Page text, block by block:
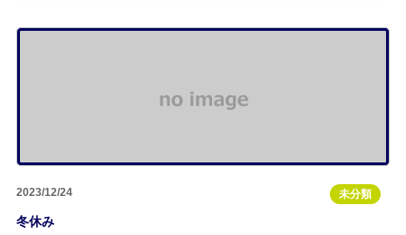
2023/12/24 未分類
冬休み